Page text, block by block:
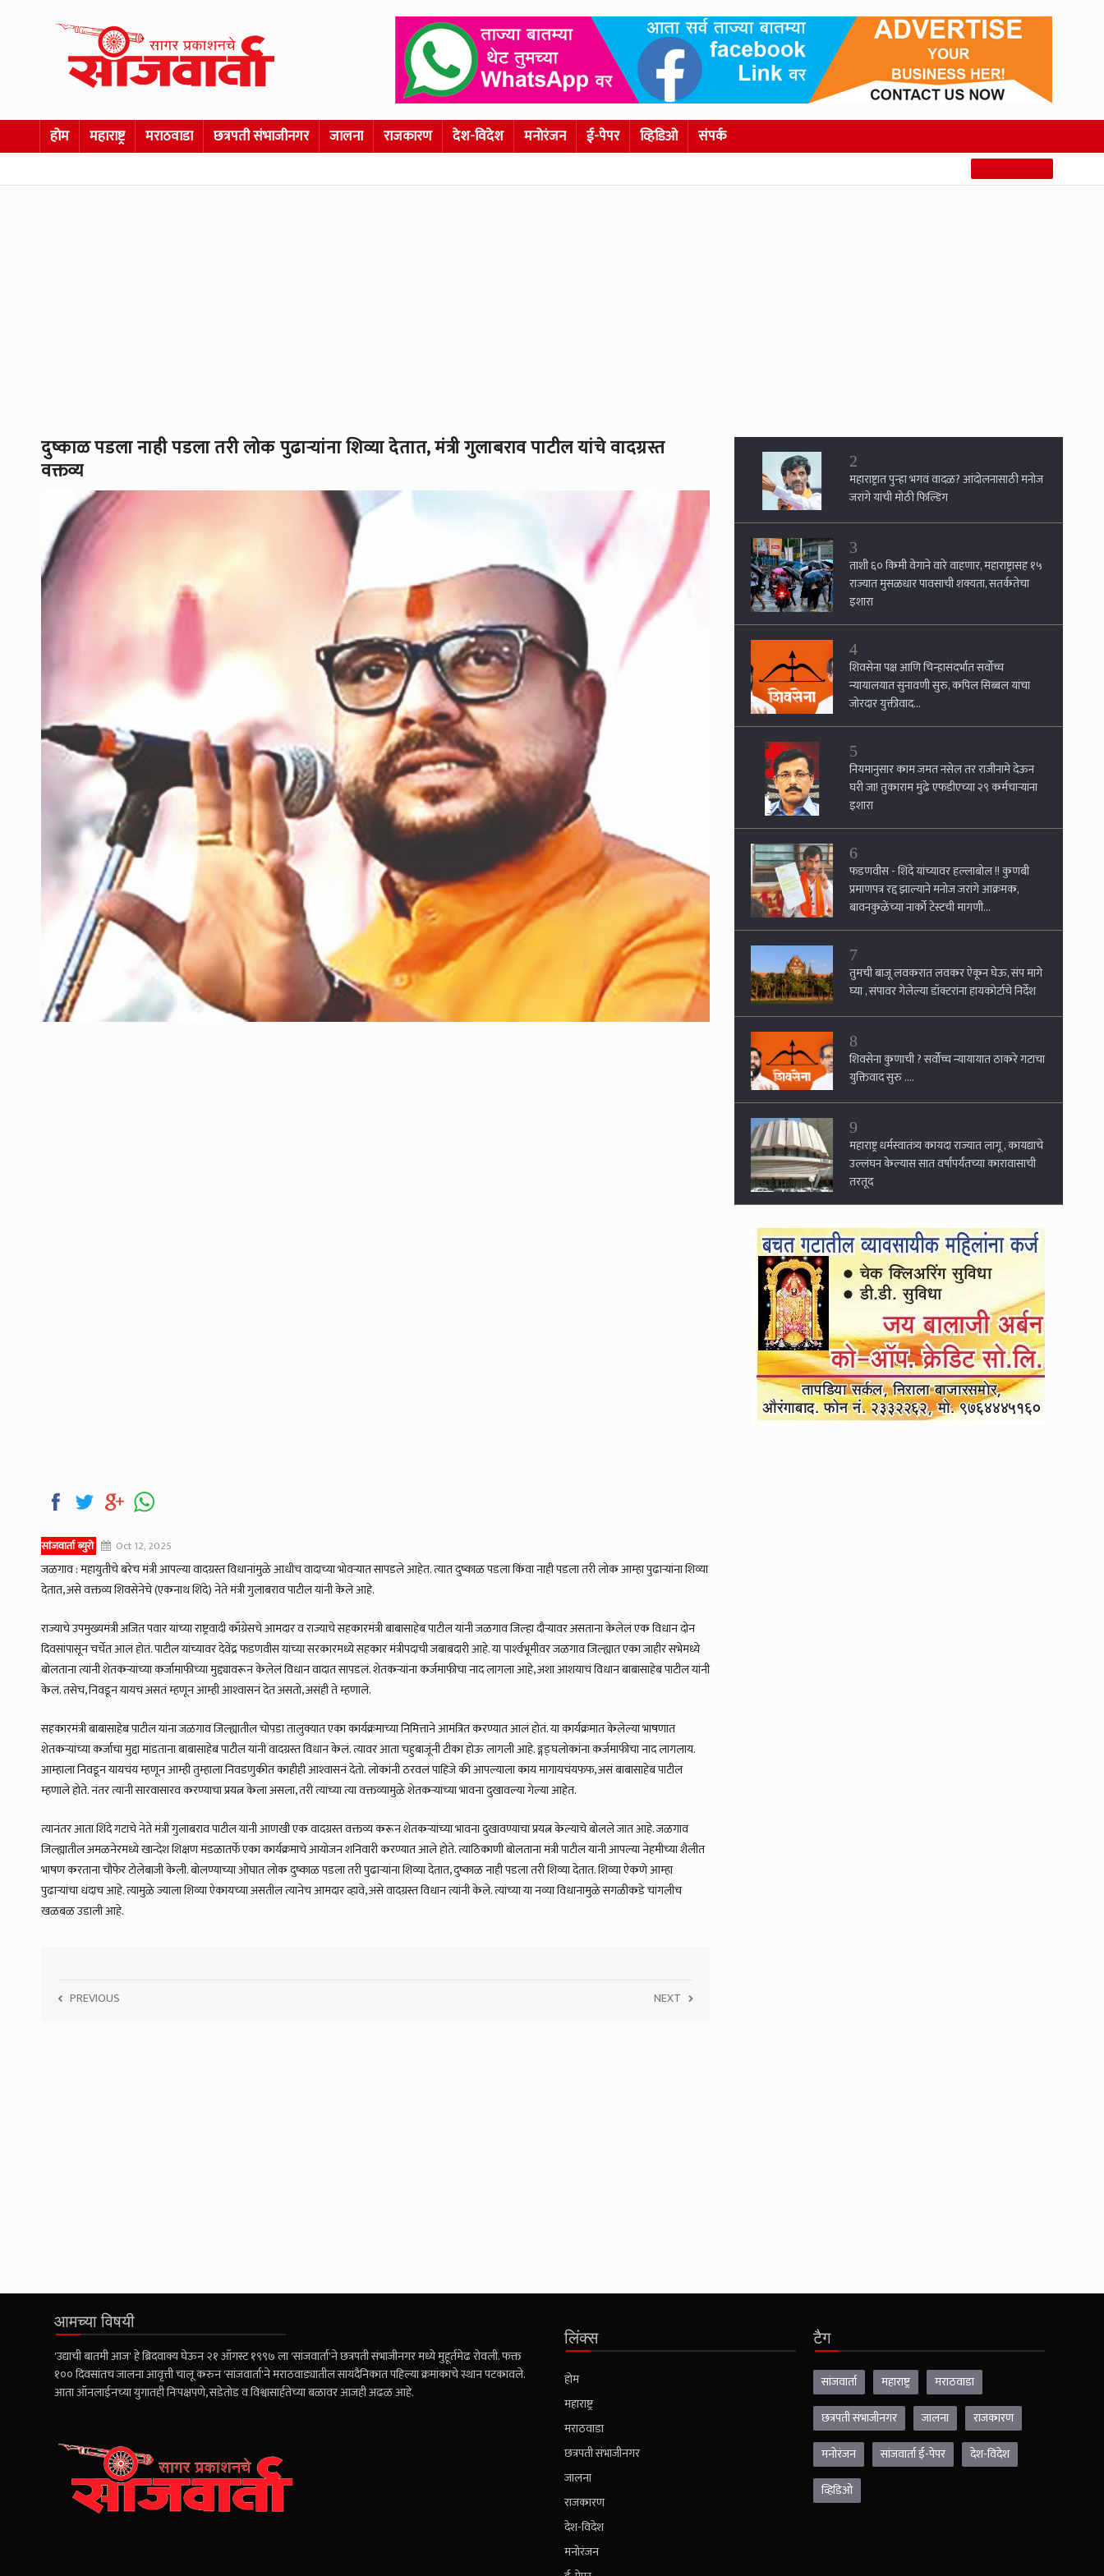
होम महाराष्ट्र मराठवाडा छत्रपती संभाजीनगर जालना राजकारण देश-विदेश मनोरंजन ई-पेपर व्हिडिओ संपर्क
दुष्काळ पडला नाही पडला तरी लोक पुढाऱ्यांना शिव्या देतात, मंत्री गुलाबराव पाटील यांचे वादग्रस्त
वक्तव्य
सांजवार्ता ब्युरो Oct 12, 2025
जळगाव : महायुतीचे बरेच मंत्री आपल्या वादग्रस्त विधानांमुळे आधीच वादाच्या भोवऱ्यात सापडले आहेत. त्यात दुष्काळ पडला किंवा नाही पडला तरी लोक आम्हा पुढाऱ्यांना शिव्या
देतात, असे वक्तव्य शिवसेनेचे (एकनाथ शिंदे) नेते मंत्री गुलाबराव पाटील यांनी केले आहे.
राज्याचे उपमुख्यमंत्री अजित पवार यांच्या राष्ट्रवादी काँग्रेसचे आमदार व राज्याचे सहकारमंत्री बाबासाहेब पाटील यांनी जळगाव जिल्हा दौऱ्यावर असताना केलेलं एक विधान दोन
दिवसांपासून चर्चेत आलं होतं. पाटील यांच्यावर देवेंद्र फडणवीस यांच्या सरकारमध्ये सहकार मंत्रीपदाची जबाबदारी आहे. या पार्श्‍वभूमीवर जळगाव जिल्ह्यात एका जाहीर सभेमध्ये
बोलताना त्यांनी शेतकऱ्यांच्या कर्जामाफीच्या मुद्द्यावरून केलेलं विधान वादात सापडलं. शेतकऱ्यांना कर्जमाफीचा नाद लागला आहे, अशा आशयाचं विधान बाबासाहेब पाटील यांनी
केलं. तसेच, निवडून यायचं असतं म्हणून आम्ही आश्‍वासनं देत असतो, असंही ते म्हणाले.
सहकारमंत्री बाबासाहेब पाटील यांना जळगाव जिल्ह्यातील चोपडा तालुक्यात एका कार्यक्रमाच्या निमित्ताने आमंत्रित करण्यात आलं होतं. या कार्यक्रमात केलेल्या भाषणात
शेतकऱ्यांच्या कर्जाचा मुद्दा मांडताना बाबासाहेब पाटील यांनी वादग्रस्त विधान केलं. त्यावर आता चहुबाजूंनी टीका होऊ लागली आहे. ङ्गङ्घलोकांना कर्जमाफीचा नाद लागलाय.
आम्हाला निवडून यायचंय म्हणून आम्ही तुम्हाला निवडणुकीत काहीही आश्‍वासनं देतो. लोकांनी ठरवलं पाहिजे की आपल्याला काय मागायचंयफफ, असं बाबासाहेब पाटील
म्हणाले होते. नंतर त्यांनी सारवासारव करण्याचा प्रयत्न केला असला, तरी त्यांच्या त्या वक्तव्यामुळे शेतकऱ्यांच्या भावना दुखावल्या गेल्या आहेत.
त्यानंतर आता शिंदे गटाचे नेते मंत्री गुलाबराव पाटील यांनी आणखी एक वादग्रस्त वक्तव्य करून शेतकऱ्यांच्या भावना दुखावण्याचा प्रयत्न केल्याचे बोलले जात आहे. जळगाव
जिल्ह्यातील अमळनेरमध्ये खान्देश शिक्षण मंडळातर्फे एका कार्यक्रमाचे आयोजन शनिवारी करण्यात आले होते. त्याठिकाणी बोलताना मंत्री पाटील यांनी आपल्या नेहमीच्या शैलीत
भाषण करताना चौफेर टोलेबाजी केली. बोलण्याच्या ओघात लोक दुष्काळ पडला तरी पुढाऱ्यांना शिव्या देतात, दुष्काळ नाही पडला तरी शिव्या देतात. शिव्या ऐकणे आम्हा
पुढाऱ्यांचा धंदाच आहे. त्यामुळे ज्याला शिव्या ऐकायच्या असतील त्यानेच आमदार व्हावे, असे वादग्रस्त विधान त्यांनी केले. त्यांच्या या नव्या विधानामुळे सगळीकडे चांगलीच
खळबळ उडाली आहे.
PREVIOUS NEXT
2
महाराष्ट्रात पुन्हा भगवं वादळ? आंदोलनासाठी मनोज
जरांगे यांची मोठी फिल्डिंग
3
ताशी ६० किमी वेगाने वारे वाहणार, महाराष्ट्रासह १५
राज्यात मुसळधार पावसाची शक्यता, सतर्कतेचा
इशारा
4
शिवसेना पक्ष आणि चिन्हासंदर्भात सर्वोच्च
न्यायालयात सुनावणी सुरु, कपिल सिब्बल यांचा
जोरदार युक्तीवाद...
5
नियमानुसार काम जमत नसेल तर राजीनामे देऊन
घरी जा! तुकाराम मुंढे एफडीएच्या २९ कर्मचार्‍यांना
इशारा
6
फडणवीस - शिंदे यांच्यावर हल्लाबोल !! कुणबी
प्रमाणपत्र रद्द झाल्याने मनोज जरांगे आक्रमक,
बावनकुळेंच्या नार्को टेस्टची मागणी...
7
तुमची बाजू लवकरात लवकर ऐकून घेऊ, संप मागे
घ्या , संपावर गेलेल्या डॉक्टरांना हायकोर्टाचे निर्देश
8
शिवसेना कुणाची ? सर्वोच्च न्यायायात ठाकरे गटाचा
युक्तिवाद सुरु ....
9
महाराष्ट्र धर्मस्वातंत्र्य कायदा राज्यात लागू , कायद्याचे
उल्लंघन केल्यास सात वर्षांपर्यंतच्या कारावासाची
तरतूद
10
सर्वोच्च न्यायालय धनुष्यबाण आपल्याला देईल
नाहीतर चिन्ह गोठवेल : उद्धव ठाकरे
जंतर-मंतरवर झालेले आंदोलन ही तर सुरुवात, राज
ठाकरेंचे महत्त्वाचे विधान
आमच्या विषयी
'उद्याची बातमी आज' हे ब्रिदवाक्य घेऊन २१ ऑगस्ट १९९७ ला 'सांजवार्ता'ने छत्रपती संभाजीनगर मध्ये मुहूर्तमेढ रोवली. फक्त
१०० दिवसांतच जालना आवृत्ती चालू करुन 'सांजवार्ता'ने मराठवाड्यातील सायंदैनिकात पहिल्या क्रमांकाचे स्थान पटकावले.
आता ऑनलाईनच्या युगातही निःपक्षपणे, सडेतोड व विश्वासार्हतेच्या बळावर आजही अढळ आहे.
लिंक्स
होम
महाराष्ट्र
मराठवाडा
छत्रपती संभाजीनगर
जालना
राजकारण
देश-विदेश
मनोरंजन
टैग
सांजवार्ता महाराष्ट्र
मराठवाडा
छत्रपती संभाजीनगर
जालना
राजकारण
मनोरंजन
सांजवार्ता ई-पेपर
देश-विदेश
व्हिडिओ